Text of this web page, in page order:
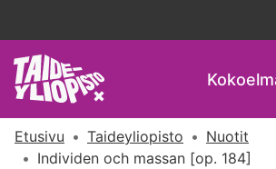
Etusivu Taideyliopisto
Nuotit
Individen och massan [op. 184]